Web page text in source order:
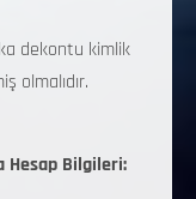
dekontu kimlik
olmalıdır.
Hesap Bilgileri: